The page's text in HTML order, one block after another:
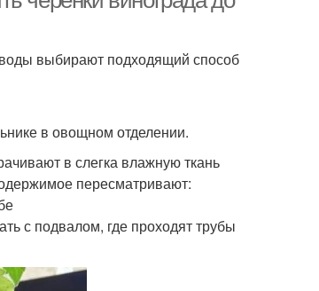
выбирают подходящий способ
в овощном отделении.
в слегка влажную ткань
пересматривают:
с подвалом, где проходят трубы